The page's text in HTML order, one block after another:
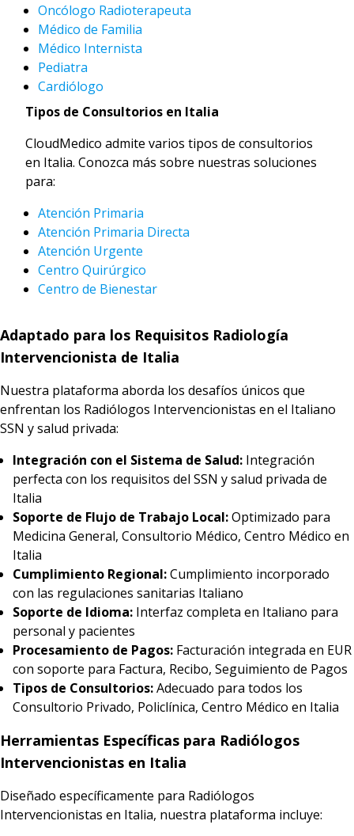
Oncólogo Radioterapeuta
Médico de Familia
Médico Internista
Pediatra
Cardiólogo
Tipos de Consultorios en Italia
CloudMedico admite varios tipos de consultorios
en Italia. Conozca más sobre nuestras soluciones
para:
Atención Primaria
Atención Primaria Directa
Atención Urgente
Centro Quirúrgico
Centro de Bienestar
Adaptado para los Requisitos Radiología
Intervencionista de Italia
Nuestra plataforma aborda los desafíos únicos que
enfrentan los Radiólogos Intervencionistas en el Italiano
SSN y salud privada:
Integración con el Sistema de Salud: Integración
perfecta con los requisitos del SSN y salud privada de
Italia
Soporte de Flujo de Trabajo Local:Optimizado para
Medicina General, Consultorio Médico, Centro Médico en
Italia
Cumplimiento Regional:Cumplimiento incorporado
con las regulaciones sanitarias Italiano
Soporte de Idioma: Interfaz completa en Italiano para
personal y pacientes
Procesamiento de Pagos: Facturación integrada en EUR
con soporte para Factura, Recibo, Seguimiento de Pagos
Tipos de Consultorios:Adecuado para todos los
Consultorio Privado, Policlínica, Centro Médico en Italia
Herramientas Específicas para Radiólogos
Intervencionistas en Italia
Diseñado específicamente para Radiólogos
Intervencionistas en Italia, nuestra plataforma incluye: